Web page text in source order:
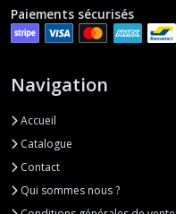
Paiements sécurisés
Navigation
Accueil
Catalogue
Contact
Qui sommes nous ?